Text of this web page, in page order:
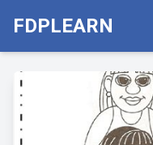
FDPLEARN